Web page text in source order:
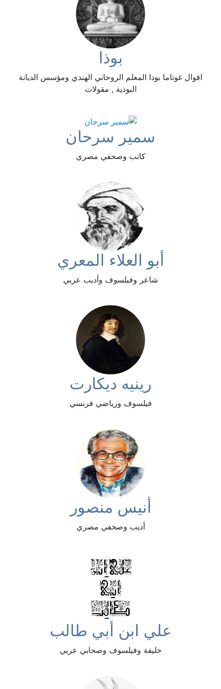
بوذا
اقوال غوتاما بودا المعلم الروحاني الهندي ومؤسس الديانة
البوذية , مقولات
سمير سرحان
كاتب وصحفي مصري
أبو العلاء المعري
شاعر وفيلسوف وأديب عربي
رينيه ديكارت
فيلسوف ورياضي فرنسي
أنيس منصور
أديب وصحفي مصري
علي ابن أبي طالب
خليفة وفيلسوف وصحابي عربي